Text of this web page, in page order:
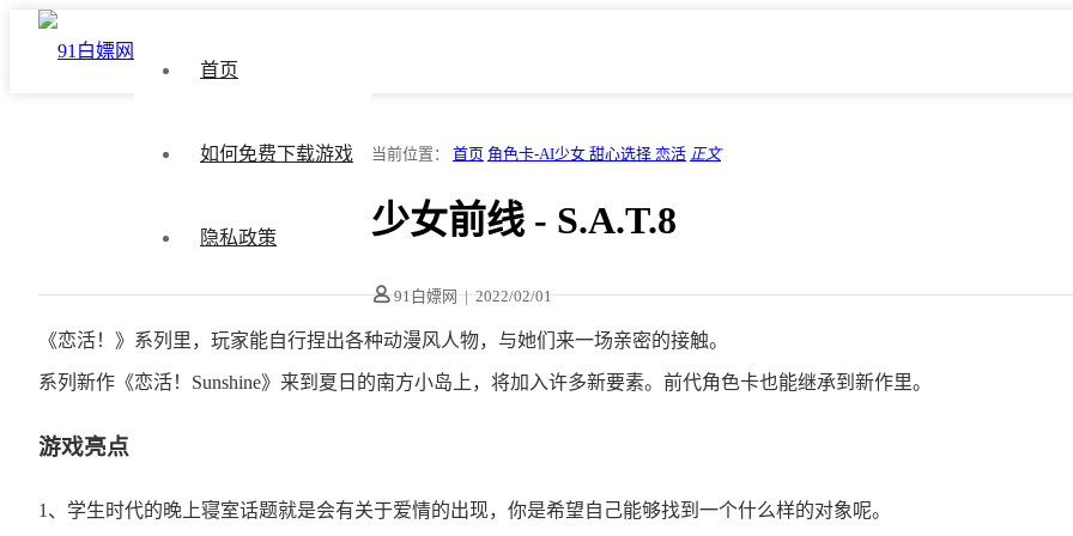
首页
如何免费下载游戏
隐私政策
当前位置： 首页 角色卡-AI少女 甜心选择 恋活 正文
少女前线 - S.A.T.8
91白嫖网 | 2022/02/01
《恋活！》系列里，玩家能自行捏出各种动漫风人物，与她们来一场亲密的接触。
系列新作《恋活！Sunshine》来到夏日的南方小岛上，将加入许多新要素。前代角色卡也能继承到新作里。
游戏亮点
1、学生时代的晚上寝室话题就是会有关于爱情的出现，你是希望自己能够找到一个什么样的对象呢。